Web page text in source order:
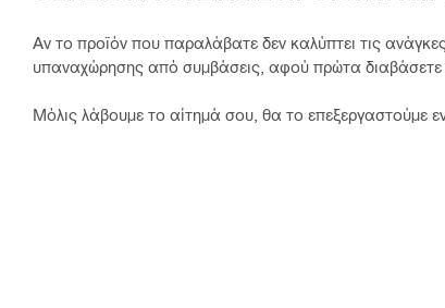
Αν το προϊόν που παραλάβατε δεν καλύπτει τις
υπαναχώρησης από συμβάσεις, αφού πρώτα διαβάσετε
Μόλις λάβουμε το αίτημά σου, θα το επεξεργαστούμε